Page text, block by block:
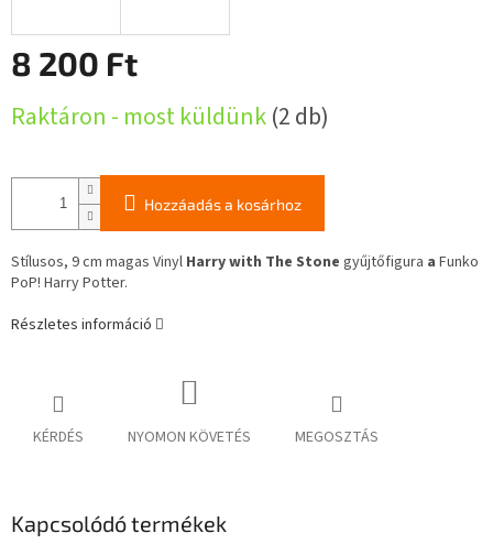
8 200 Ft
Raktáron - most küldünk(2 db)
Hozzáadás a kosárhoz
Stílusos, 9 cm magas Vinyl Harry with The Stone gyűjtőfigura a Funko
PoP! Harry Potter.
Részletes információ
KÉRDÉS NYOMON KÖVETÉS MEGOSZTÁS
Kapcsolódó termékek